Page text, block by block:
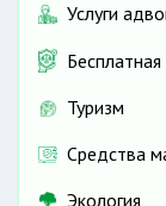
Услуги
Туризм
Средства
Экология